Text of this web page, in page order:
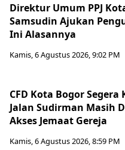
Direktur Umum PPJ
Samsudin Ajukan
Ini Alasannya
Kamis, 6 Agustus 2026, 9:02 PM
CFD Kota Bogor Segera
Jalan Sudirman Masih
Akses Jemaat Gereja
Kamis, 6 Agustus 2026, 8:59 PM